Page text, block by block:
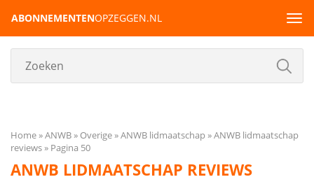
ABONNEMENTENOPZEGGEN.NL
Home ANWB Overige ANWB lidmaatschap
ANWB lidmaatschap
reviews
Pagina 50
ANWB LIDMAATSCHAP REVIEWS